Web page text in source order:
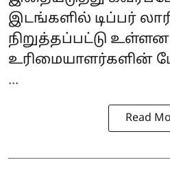
இடங்களில் டிப்பர்
நிறுத்தப்பட்டு உள்ளன.
உரிமையாளர்களின்
...
Read